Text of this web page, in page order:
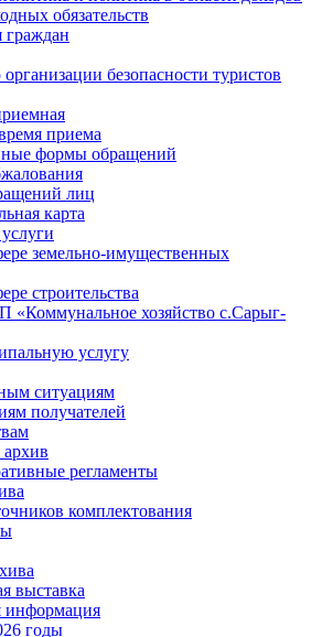
обязательств
граждан
безопасности туристов
приема
формы обращений
лиц
карта
земельно-имущественных
строительства
«Коммунальное хозяйство с.Сарыг-
услугу
ситуациям
получателей
регламенты
комплектования
выставка
информация
годы